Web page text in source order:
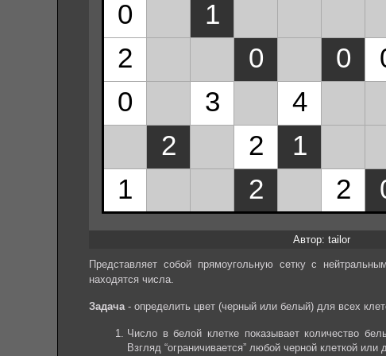
Автор: tailor
Представляет собой прямоугольную сетку с
находятся числа.
Задача- определить цвет (черный или белый) для всех
Число в белой клетке показывает количество
Взгляд “ограничивается” любой черной клеткой или